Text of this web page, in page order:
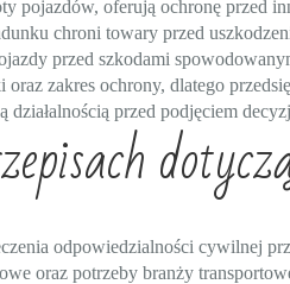
pojazdów, oferują ochronę przed
chroni towary przed
przed szkodami
zakres ochrony, dlatego
działalnością przed podjęciem
odpowiedzialności cywilnej
oraz potrzeby branży